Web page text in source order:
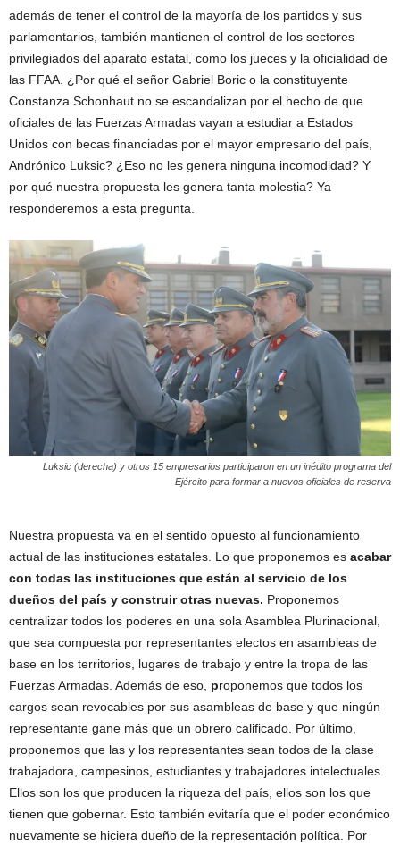
además de tener el control de la mayoría de los partidos y sus
parlamentarios, también mantienen el control de los sectores
privilegiados del aparato estatal, como los jueces y la oficialidad de
las FFAA. ¿Por qué el señor Gabriel Boric o la constituyente
Constanza Schonhaut no se escandalizan por el hecho de que
oficiales de las Fuerzas Armadas vayan a estudiar a Estados
Unidos con becas financiadas por el mayor empresario del país,
Andrónico Luksic? ¿Eso no les genera ninguna incomodidad? Y
por qué nuestra propuesta les genera tanta molestia? Ya
responderemos a esta pregunta.
Luksic (derecha) y otros 15 empresarios participaron en un inédito programa del
Ejército para formar a nuevos oficiales de reserva
Nuestra propuesta va en el sentido opuesto al funcionamiento
actual de las instituciones estatales. Lo que proponemos es acabar
con todas las instituciones que están al servicio de los
dueños del país y construir otras nuevas. Proponemos
centralizar todos los poderes en una sola Asamblea Plurinacional,
que sea compuesta por representantes electos en asambleas de
base en los territorios, lugares de trabajo y entre la tropa de las
Fuerzas Armadas. Además de eso, proponemos que todos los
cargos sean revocables por sus asambleas de base y que ningún
representante gane más que un obrero calificado. Por último,
proponemos que las y los representantes sean todos de la clase
trabajadora, campesinos, estudiantes y trabajadores intelectuales.
Ellos son los que producen la riqueza del país, ellos son los que
tienen que gobernar. Esto también evitaría que el poder económico
nuevamente se hiciera dueño de la representación política. Por